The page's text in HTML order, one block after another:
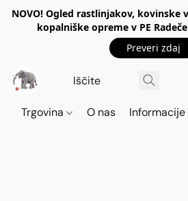
NOVO! Ogled rastlinjakov, kovinske
kopalniške opreme v PE Radeče
Preveri zdaj
Trgovina O nas